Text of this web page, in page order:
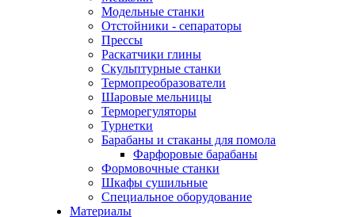
Модельные станки
Отстойники - сепараторы
Прессы
Раскатчики глины
Скульптурные станки
Термопреобразователи
Шаровые мельницы
Терморегуляторы
Турнетки
Барабаны и стаканы для помола
Фарфоровые барабаны
Формовочные станки
Шкафы сушильные
Специальное оборудование
Материалы